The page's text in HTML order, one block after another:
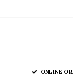
ONLINE